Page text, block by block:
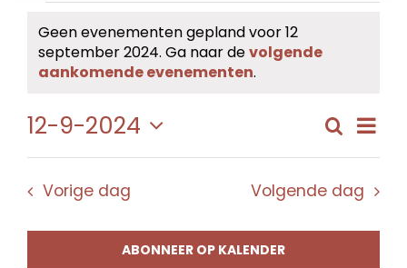
Evenementen
in
12
september
2024
Bericht
Geen evenementen gepland voor 12
september 2024. Ga naar devolgende
aankomende evenementen.
en
Zoeken
Dag
12-9-2024
Selecteer
datum.
Vorige dag Volgende dag
ABONNEER OP KALENDER